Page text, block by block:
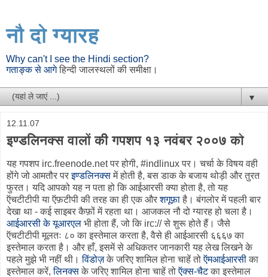
नौ दो ग्यारह
Why can't I see the Hindi section?
गताङ्क से आगेहिन्दी जालस्थलों की समीक्षा।
▼
12.11.07
इण्डलिनक्स वालों की गपशप १३ नवंबर २००७ को
यह गपशप irc.freenode.net पर होगी, #indlinux पर। चर्चा के विषय वही
होंगे जो आमतौर परइण्डलिनक्समें होती है, बस डाक के बजाय थोड़ी और तुरत
फुरत। यदि आपको यह न पता हो कि आईआरसी क्या होता है, तो यह
ऍचटीटीपी या ऍफ़टीपी की तरह का ही एक औरशगूफ़ाहै। बंगलोर में पहली बार
देखा था - कई साइबर कैफ़ों में रहता था। आजकल नौ दो ग्यारह हो चला है।
आईआरसी के यूआरएल भी होता हैं, जो कि irc:// से शुरू होते हैं। जैसे
ऍचटीटीपी मूलतः ८० का इस्तेमाल करता है, वैसे ही आईआरसी ६६६७ का
इस्तेमाल करता है। और हाँ, इसमें से अधिकतर जानकारी यह लेख लिखने के
पहले मुझे भी नहीं थी।विंडोज़के जरिए शामिल होना चाहें तोऍमआईआरसीका
इस्तेमाल करें,लिनक्सके जरिए शामिल होना चाहें तोऍक्स-चैटका इस्तेमाल